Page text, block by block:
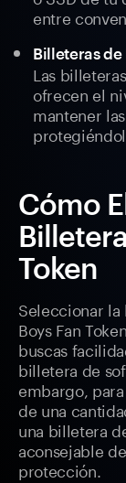
entre
Billeteras de
Las
ofrecen el
mantener
Cómo
Token
Seleccionar la
Boys Fan
buscas
billetera de
embargo,
de una
una billetera
aconsejable
protección.